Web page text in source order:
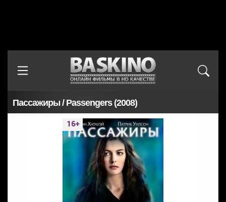
Пассажиры / Passengers (2008)